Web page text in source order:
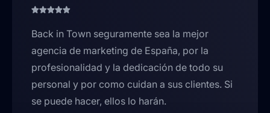
Back in Town seguramente sea la mejor
agencia de marketing de España, por la
profesionalidad y la dedicación de todo su
personal y por como cuidan a sus clientes. Si
se puede hacer, ellos lo harán.